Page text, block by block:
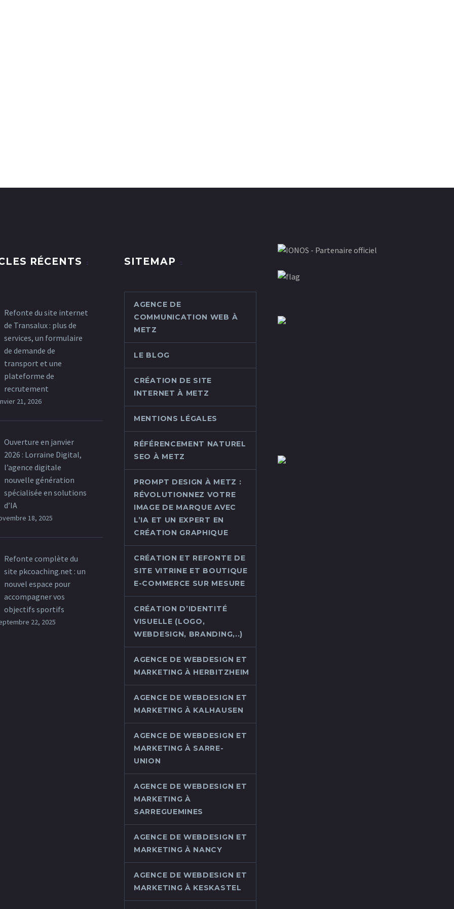
RÉCENTS
Refonte du site internet
de Transalux : plus de
services, un formulaire
de demande de
transport et une
plateforme de
recrutement
21, 2026
Ouverture en janvier
2026 : Lorraine Digital,
l’agence digitale
nouvelle génération
spécialisée en solutions
d’IA
18, 2025
Refonte complète du
site pkcoaching.net : un
nouvel espace pour
accompagner vos
objectifs sportifs
22, 2025
SITEMAP
AGENCE DE
COMMUNICATION WEB À
METZ
LE BLOG
CRÉATION DE SITE
INTERNET À METZ
MENTIONS LÉGALES
RÉFÉRENCEMENT NATUREL
SEO À METZ
PROMPT DESIGN À METZ :
RÉVOLUTIONNEZ VOTRE
IMAGE DE MARQUE AVEC
L’IA ET UN EXPERT EN
CRÉATION GRAPHIQUE
CRÉATION ET REFONTE DE
SITE VITRINE ET BOUTIQUE
E-COMMERCE SUR MESURE
CRÉATION D’IDENTITÉ
VISUELLE (LOGO,
WEBDESIGN, BRANDING,..)
AGENCE DE WEBDESIGN ET
MARKETING À HERBITZHEIM
AGENCE DE WEBDESIGN ET
MARKETING À KALHAUSEN
AGENCE DE WEBDESIGN ET
MARKETING À SARRE-
UNION
AGENCE DE WEBDESIGN ET
MARKETING À
SARREGUEMINES
AGENCE DE WEBDESIGN ET
MARKETING À NANCY
AGENCE DE WEBDESIGN ET
MARKETING À KESKASTEL